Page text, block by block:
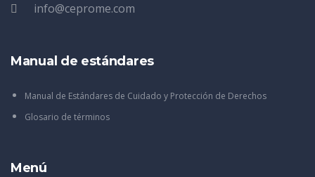
info@ceprome.com
Manual de estándares
Manual de Estándares de Cuidado y Protección de Derechos
Glosario de términos
Menú